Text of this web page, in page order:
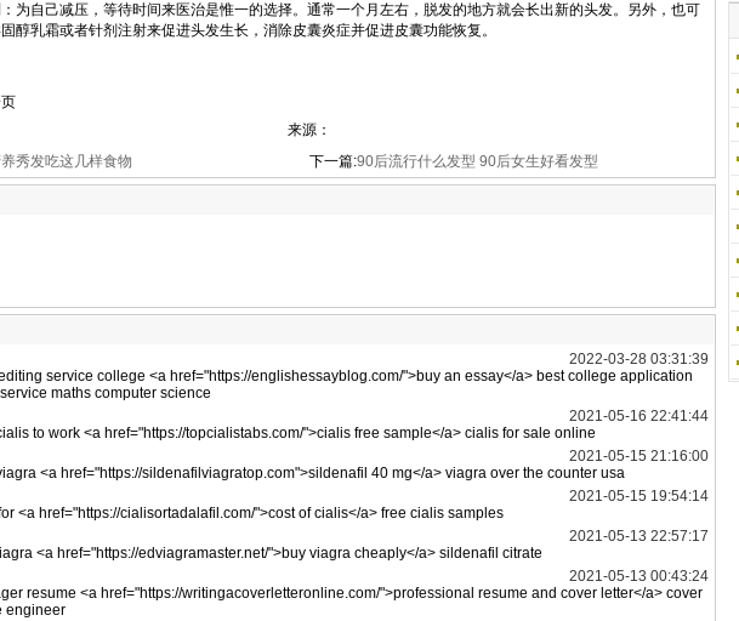
自己减压，等待时间来医治是惟一的选择。通常一个月左右，脱发的地方就会长出新的头发。另外，也可
醇乳霜或者针剂注射来促进头发生长，消除皮囊炎症并促进皮囊功能恢复。
来源：
秀发吃这几样食物 下一篇:90后流行什么发型 90后女生好看发型
2022-03-28 03:31:39
service college <a href="https://englishessayblog.com/">buy an essay</a> best college application
maths computer science
2021-05-16 22:41:44
to work <a href="https://topcialistabs.com/">cialis free sample</a> cialis for sale online
2021-05-15 21:16:00
<a href="https://sildenafilviagratop.com">sildenafil 40 mg</a> viagra over the counter usa
2021-05-15 19:54:14
<a href="https://cialisortadalafil.com/">cost of cialis</a> free cialis samples
2021-05-13 22:57:17
<a href="https://edviagramaster.net/">buy viagra cheaply</a> sildenafil citrate
2021-05-13 00:43:24
resume <a href="https://writingacoverletteronline.com/">professional resume and cover letter</a> cover
engineer